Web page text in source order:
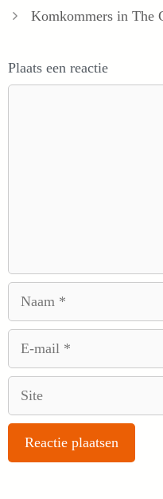
Komkommers in The
Plaats een reactie